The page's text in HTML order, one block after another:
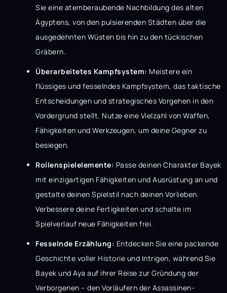
Sie eine atemberaubende Nachbildung des alten
Ägyptens, von den pulsierenden Städten über die
ausgedehnten Wüsten bis hin zu den tückischen
Gräbern.
Überarbeitetes Kampfsystem: Meistere ein
flüssiges und fesselndes Kampfsystem, das taktische
Entscheidungen und strategisches Vorgehen in den
Vordergrund stellt. Nutze eine Vielzahl von Waffen,
Fähigkeiten und Werkzeugen, um deine Gegner zu
besiegen.
Rollenspielelemente: Passe deinen Charakter Bayek
mit einzigartigen Fähigkeiten und Ausrüstung an und
gestalte deinen Spielstil nach deinen Vorlieben.
Verbessere deine Fertigkeiten und schalte im
Spielverlauf neue Fähigkeiten frei.
Fesselnde Erzählung: Entdecken Sie eine packende
Geschichte voller Historie und Intrigen, während Sie
Bayek und Aya auf ihrer Reise zur Gründung der
Verborgenen – den Vorläufern der Assassinen-